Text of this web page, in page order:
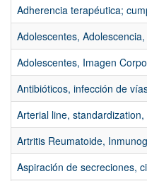
Adherencia terapéutica;
Adolescentes,
Adolescentes, Imagen
Antibióticos, infección de
Arterial line,
Artritis Reumatoide,
Aspiración de secreciones,